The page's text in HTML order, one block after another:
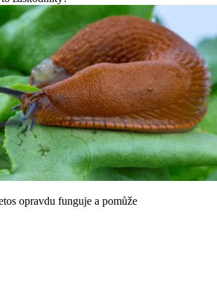
opravdu funguje a pomůže